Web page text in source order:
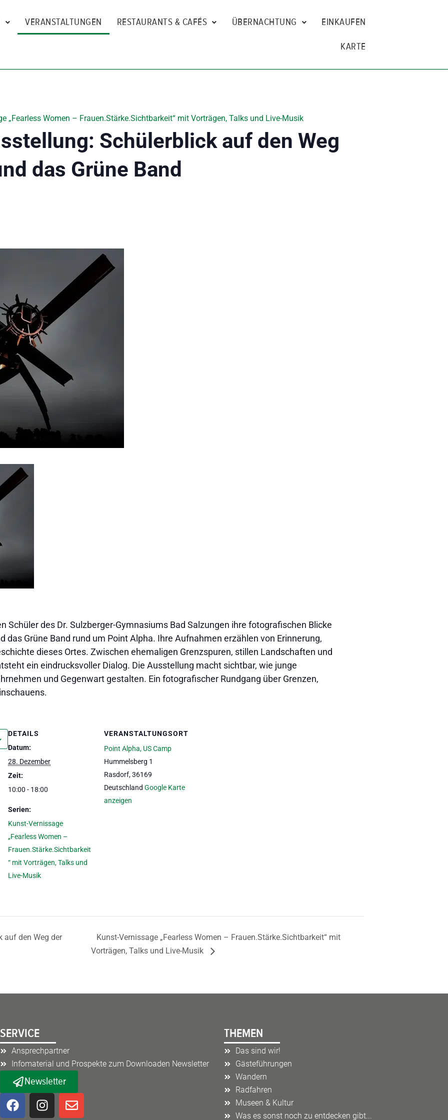
VERANSTALTUNGEN RESTAURANTS & CAFÉS ÜBERNACHTUNG EINKAUFEN
KARTE
„Fearless Women – Frauen.Stärke.Sichtbarkeit“ mit Vorträgen, Talks und Live-Musik
Schülerblick auf den Weg
das Grüne Band
Schüler des Dr. Sulzberger-Gymnasiums Bad Salzungen ihre fotografischen Blicke
das Grüne Band rund um Point Alpha. Ihre Aufnahmen erzählen von Erinnerung,
dieses Ortes. Zwischen ehemaligen Grenzspuren, stillen Landschaften und
ein eindrucksvoller Dialog. Die Ausstellung macht sichtbar, wie junge
und Gegenwart gestalten. Ein fotografischer Rundgang über Grenzen,
DETAILS
Datum:
28. Dezember
Zeit:
10:00 - 18:00
Serien:
Kunst-Vernissage
„Fearless Women –
Frauen.Stärke.Sichtbarkeit
“ mit Vorträgen, Talks und
Live-Musik
VERANSTALTUNGSORT
Point Alpha, US Camp
Hummelsberg 1
Rasdorf,36169
Deutschland Google Karte
anzeigen
auf den Weg der
Kunst-Vernissage „Fearless Women – Frauen.Stärke.Sichtbarkeit“ mit
Vorträgen, Talks und Live-Musik
SERVICE
Ansprechpartner
Infomaterial und Prospekte zum Downloaden Newsletter
Newsletter
F
a
I
n
E
n
THEMEN
Das sind wir!
Gästeführungen
Wandern
Radfahren
Museen & Kultur
Was es sonst noch zu entdecken gibt...